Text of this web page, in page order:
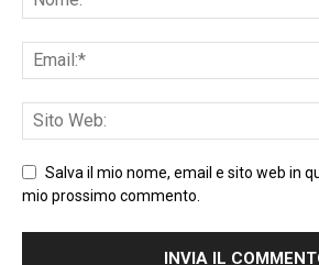
Salva il mio nome, email e sito web in
mio prossimo commento.